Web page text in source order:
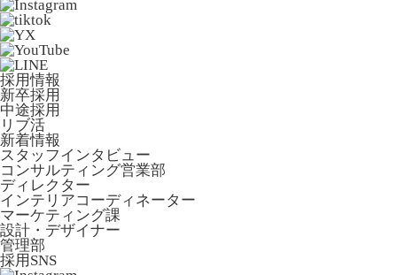
採用情報
新卒採用
中途採用
リブ活
新着情報
スタッフインタビュー
コンサルティング営業部
ディレクター
インテリアコーディネーター
マーケティング課
設計・デザイナー
管理部
採用SNS